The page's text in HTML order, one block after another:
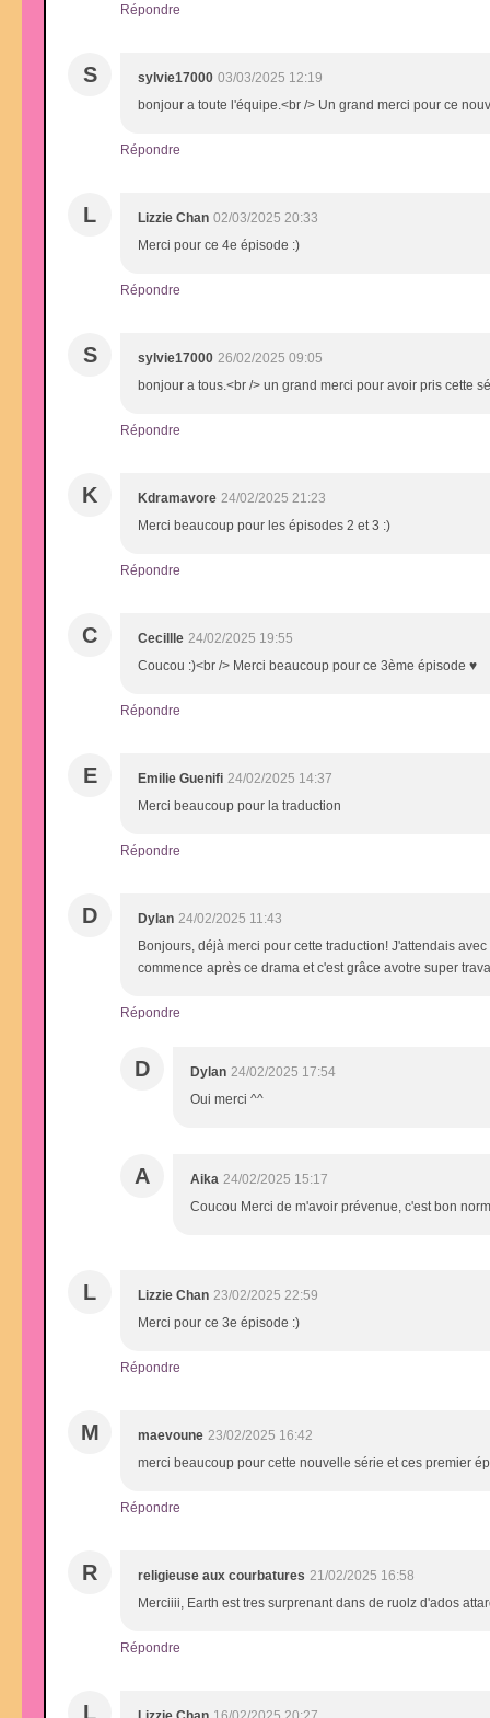
Répondre
S sylvie17000 03/03/2025 12:19
bonjour a toute l'équipe.<br /> Un grand merci pour ce
Répondre
L Lizzie Chan 02/03/2025 20:33
Merci pour ce 4e épisode :)
Répondre
S sylvie17000 26/02/2025 09:05
bonjour a tous.<br /> un grand merci pour avoir pris cette
Répondre
K Kdramavore 24/02/2025 21:23
Merci beaucoup pour les épisodes 2 et 3 :)
Répondre
C Cecillle 24/02/2025 19:55
Coucou :)<br /> Merci beaucoup pour ce 3ème épisode ♥
Répondre
E Emilie Guenifi 24/02/2025 14:37
Merci beaucoup pour la traduction
Répondre
D Dylan 24/02/2025 11:43
Bonjours, déjà merci pour cette traduction! J'attendais
commence après ce drama et c'est grâce avotre super
Répondre
D Dylan 24/02/2025 17:54
Oui merci ^^
A Aika 24/02/2025 15:17
Coucou Merci de m'avoir prévenue, c'est bon
L Lizzie Chan 23/02/2025 22:59
Merci pour ce 3e épisode :)
Répondre
M maevoune 23/02/2025 16:42
merci beaucoup pour cette nouvelle série et ces premier
Répondre
R religieuse aux courbatures 21/02/2025 16:58
Merciiii, Earth est tres surprenant dans de ruolz d'ados
Répondre
L